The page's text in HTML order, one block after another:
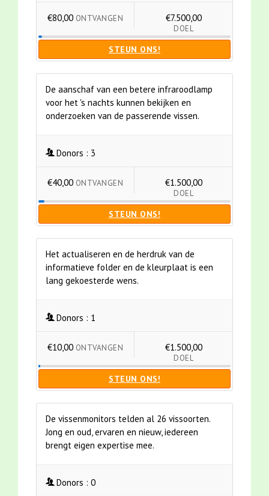
€80,00 ONTVANGEN €7.500,00
DOEL
STEUN ONS!
De aanschaf van een betere infraroodlamp
voor het 's nachts kunnen bekijken en
onderzoeken van de passerende vissen.
Donors : 3
€40,00 ONTVANGEN €1.500,00
DOEL
STEUN ONS!
Het actualiseren en de herdruk van de
informatieve folder en de kleurplaat is een
lang gekoesterde wens.
Donors : 1
€10,00 ONTVANGEN €1.500,00
DOEL
STEUN ONS!
De vissenmonitors telden al 26 vissoorten.
Jong en oud, ervaren en nieuw, iedereen
brengt eigen expertise mee.
Donors : 0